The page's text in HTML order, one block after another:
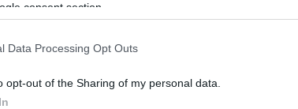
consent section.
Data Processing Opt Outs
opt-out of the Sharing of my personal data.
ot és egy RTX 5090-et préselt bele
új mini PC-jébe
16 elképesztően drága lett, de valahol érthető, mert nem